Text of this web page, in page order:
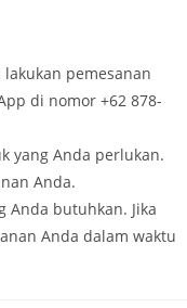
pemesanan
di nomor +62 878-
yang Anda perlukan.
Anda.
Anda butuhkan. Jika
Anda dalam waktu